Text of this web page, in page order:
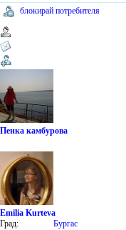
блокирай потребителя
Пенка камбурова
Emilia Kurteva
Град:
Бургас